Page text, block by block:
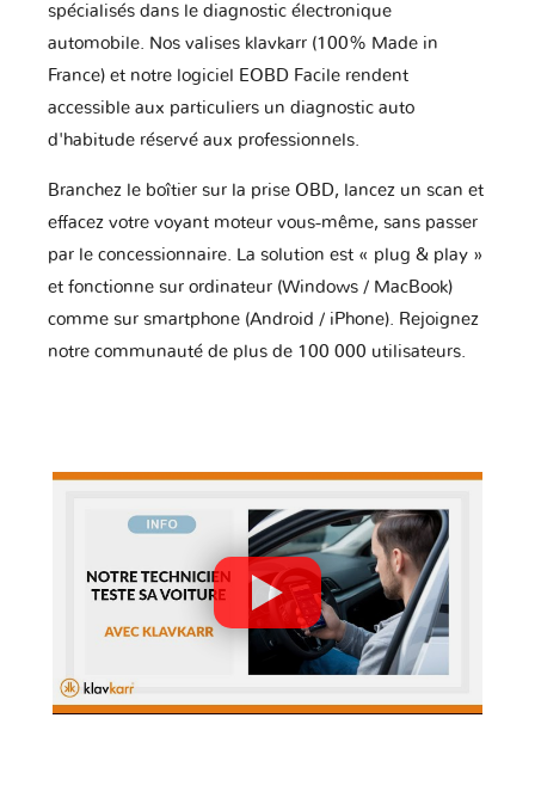
spécialisés dans le diagnostic électronique
automobile. Nos valises klavkarr (100% Made in
France) et notre logiciel EOBD Facile rendent
accessible aux particuliers un diagnostic auto
d'habitude réservé aux professionnels.
Branchez le boîtier sur la prise OBD, lancez un scan et
effacez votre voyant moteur vous-même, sans passer
par le concessionnaire. La solution est « plug & play »
et fonctionne sur ordinateur (Windows / MacBook)
comme sur smartphone (Android / iPhone). Rejoignez
notre communauté de plus de 100 000 utilisateurs.